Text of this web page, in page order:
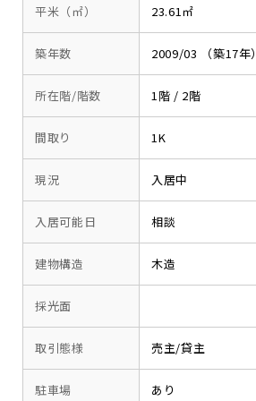
平米（㎡） 23.61㎡
築年数 2009/03 （築17年）
所在階/階数 1階 / 2階
間取り 1K
現況 入居中
入居可能日 相談
建物構造 木造
採光面
取引態様 売主/貸主
駐車場 あり